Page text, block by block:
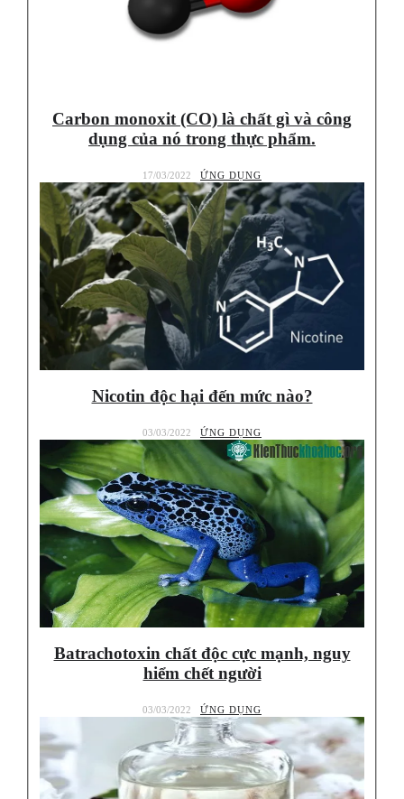
Carbon monoxit (CO) là chất gì và công
dụng của nó trong thực phẩm.
17/03/2022 ỨNG DỤNG
Nicotin độc hại đến mức nào?
03/03/2022 ỨNG DỤNG
Batrachotoxin chất độc cực mạnh, nguy
hiểm chết người
03/03/2022 ỨNG DỤNG